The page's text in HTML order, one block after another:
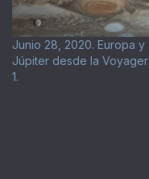
Junio 28, 2020. Europa y
Júpiter desde la Voyager
1.